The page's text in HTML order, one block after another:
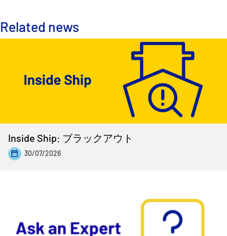
Related news
Inside Ship: ブラックアウト
30/07/2026